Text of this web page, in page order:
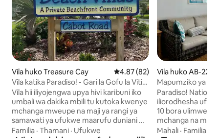
Vila huko Treasure Cay Ukadiriaji wa wastani wa 4.87
4.87 (82)
Vila katika Paradiso! - Gari la Gofu la Viti
Viwili Limetumika
Vila hii iliyojengwa upya hivi karibuni iko
umbali wa dakika mbili tu kutoka kwenye
mchanga mweupe na maji ya rangi ya
samawati ya ufukwe maarufu duniani wa
maili 3.5 wa Treasure Cay. Vila hii ina
Familia · Thamani · Ufukwe
Vila huko AB-
aco Island
Mapumziko ya
wa Bahari yenye
Maji Moto
Paradiso! National Geographic
iliorodhesha
10 bora
mchanga na maji safi ya
kwa miguu,
Mahali · Familia